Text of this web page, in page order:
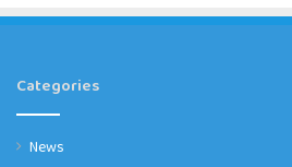
Categories
News